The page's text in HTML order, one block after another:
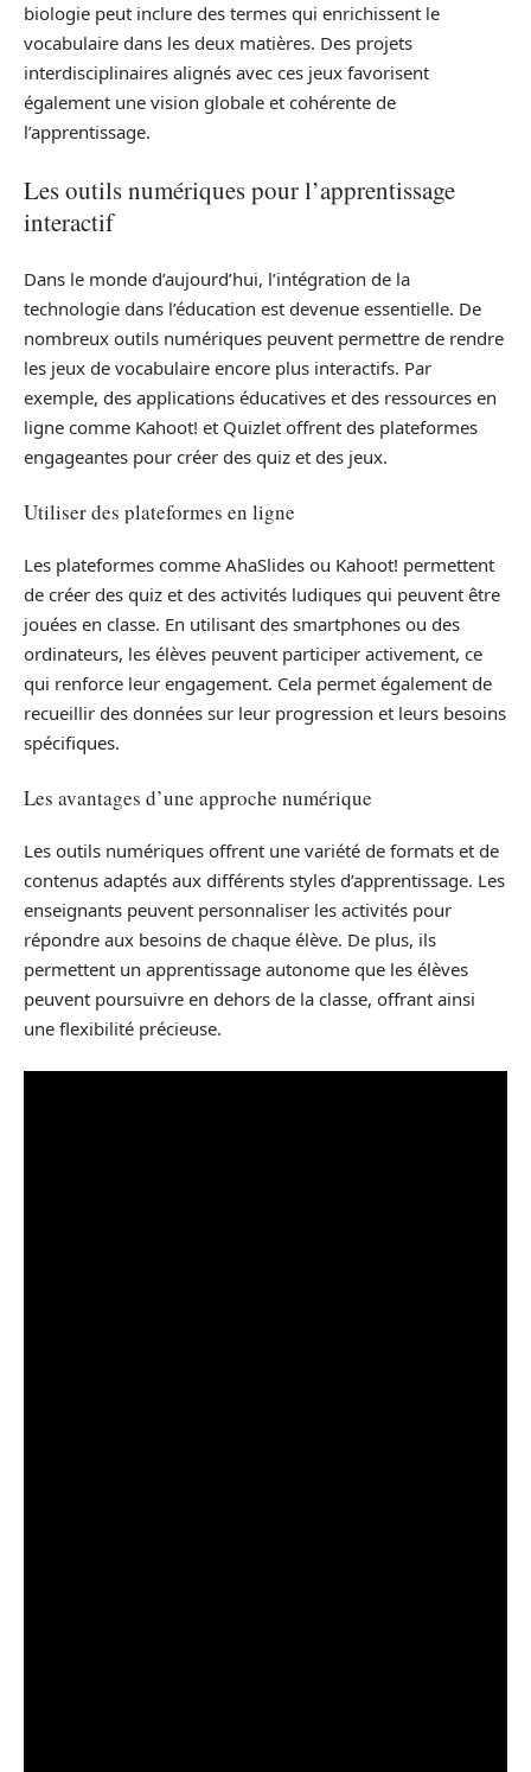
biologie peut inclure des termes qui enrichissent le
vocabulaire dans les deux matières. Des projets
interdisciplinaires alignés avec ces jeux favorisent
également une vision globale et cohérente de
l’apprentissage.
Les outils numériques pour l’apprentissage
interactif
Dans le monde d’aujourd’hui, l’intégration de la
technologie dans l’éducation est devenue essentielle. De
nombreux outils numériques peuvent permettre de rendre
les jeux de vocabulaire encore plus interactifs. Par
exemple, des applications éducatives et des ressources en
ligne comme Kahoot! et Quizlet offrent des plateformes
engageantes pour créer des quiz et des jeux.
Utiliser des plateformes en ligne
Les plateformes comme AhaSlides ou Kahoot! permettent
de créer des quiz et des activités ludiques qui peuvent être
jouées en classe. En utilisant des smartphones ou des
ordinateurs, les élèves peuvent participer activement, ce
qui renforce leur engagement. Cela permet également de
recueillir des données sur leur progression et leurs besoins
spécifiques.
Les avantages d’une approche numérique
Les outils numériques offrent une variété de formats et de
contenus adaptés aux différents styles d’apprentissage. Les
enseignants peuvent personnaliser les activités pour
répondre aux besoins de chaque élève. De plus, ils
permettent un apprentissage autonome que les élèves
peuvent poursuivre en dehors de la classe, offrant ainsi
une flexibilité précieuse.